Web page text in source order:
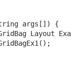
args[]) {
Layout